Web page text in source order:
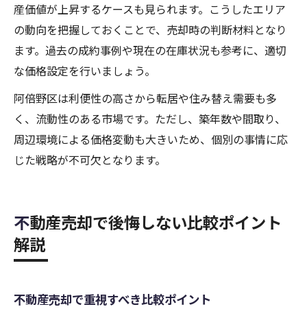
産価値が上昇するケースも見られます。こうしたエリア
の動向を把握しておくことで、売却時の判断材料となり
ます。過去の成約事例や現在の在庫状況も参考に、適切
な価格設定を行いましょう。
阿倍野区は利便性の高さから転居や住み替え需要も多
く、流動性のある市場です。ただし、築年数や間取り、
周辺環境による価格変動も大きいため、個別の事情に応
じた戦略が不可欠となります。
不動産売却で後悔しない比較ポイント
解説
不動産売却で重視すべき比較ポイント